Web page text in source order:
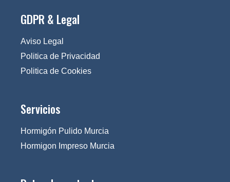
GDPR & Legal
Aviso Legal
Politica de Privacidad
Politica de Cookies
Servicios
Hormigón Pulido Murcia
Hormigon Impreso Murcia